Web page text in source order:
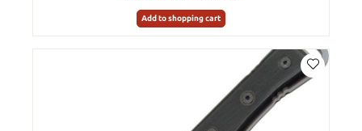
Add to shopping cart